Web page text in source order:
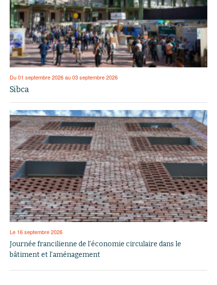
Du 01 septembre 2026 au 03 septembre 2026
Sibca
Le 16 septembre 2026
Journée francilienne de l’économie circulaire dans le
bâtiment et l’aménagement